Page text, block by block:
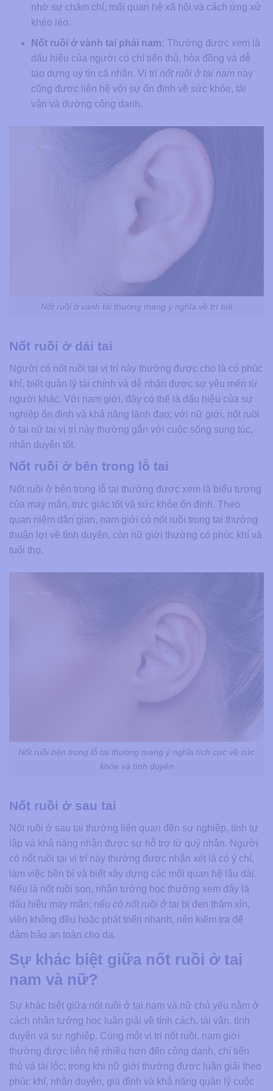
nhờ sự chăm chỉ, mối quan hệ xã hội và cách ứng xử
khéo léo.
Nốt ruồi ở vành tai phải nam: Thường được xem là
dấu hiệu của người có chí tiến thủ, hòa đồng và dễ
tạo dựng uy tín cá nhân. Vị trí nốt ruồi ở tai namnày
cũng được liên hệ với sự ổn định về sức khỏe, tài
vận và đường công danh.
Nốt ruồi ở vành tai thường mang ý nghĩa về trí tuệ
Nốt ruồi ở dái tai
Người có nốt ruồi tại vị trí này thường được cho là có phúc
khí, biết quản lý tài chính và dễ nhận được sự yêu mến từ
người khác. Với nam giới, đây có thể là dấu hiệu của sự
nghiệp ổn định và khả năng lãnh đạo; với nữ giới, nốt ruồi
ở tai nữ tại vị trí này thường gắn với cuộc sống sung túc,
nhân duyên tốt.
Nốt ruồi ở bên trong lỗ tai
Nốt ruồi ở bên trong lỗ tai thường được xem là biểu tượng
của may mắn, trực giác tốt và sức khỏe ổn định. Theo
quan niệm dân gian, nam giới có nốt ruồi trong tai thường
thuận lợi về tình duyên, còn nữ giới thường có phúc khí và
tuổi thọ.
Nốt ruồi bên trong lỗ tai thường mang ý nghĩa tích cực về sức
khỏe và tình duyên
Nốt ruồi ở sau tai
Nốt ruồi ở sau tai thường liên quan đến sự nghiệp, tính tự
lập và khả năng nhận được sự hỗ trợ từ quý nhân. Người
có nốt ruồi tại vị trí này thường được nhận xét là có ý chí,
làm việc bền bỉ và biết xây dựng các mối quan hệ lâu dài.
Nếu là nốt ruồi son, nhân tướng học thường xem đây là
dấu hiệu may mắn; nếu có nốt ruồi ở tai bị đen thâm xỉn,
viền không đều hoặc phát triển nhanh, nên kiểm tra để
đảm bảo an toàn cho da.
Sự khác biệt giữa nốt ruồi ở tai
nam và nữ?
Sự khác biệt giữa nốt ruồi ở tai nam và nữ chủ yếu nằm ở
cách nhân tướng học luận giải về tính cách, tài vận, tình
duyên và sự nghiệp. Cùng một vị trí nốt ruồi, nam giới
thường được liên hệ nhiều hơn đến công danh, chí tiến
thủ và tài lộc; trong khi nữ giới thường được luận giải theo
phúc khí, nhân duyên, gia đình và khả năng quản lý cuộc